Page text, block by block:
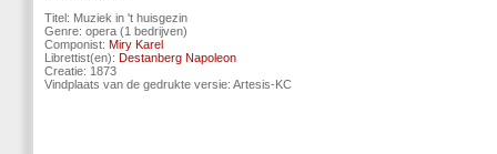
Titel: Muziek in 't huisgezin
Genre: opera (1 bedrijven)
Componist: Miry Karel
Librettist(en): Destanberg Napoleon
Creatie: 1873
Vindplaats van de gedrukte versie: Artesis-KC